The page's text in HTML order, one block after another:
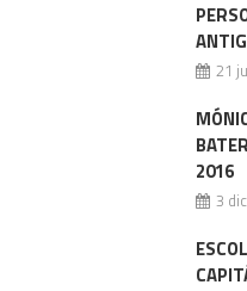
21
2016
3